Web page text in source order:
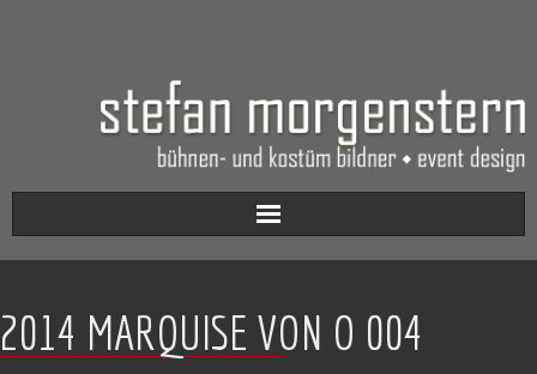
Aktuell
Werkverzeichnis
2014 MARQUISE VON O 004